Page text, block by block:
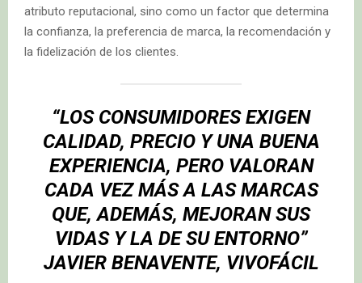
atributo reputacional, sino como un factor que determina
la confianza, la preferencia de marca, la recomendación y
la fidelización de los clientes.
“LOS CONSUMIDORES EXIGEN
CALIDAD, PRECIO Y UNA BUENA
EXPERIENCIA, PERO VALORAN
CADA VEZ MÁS A LAS MARCAS
QUE, ADEMÁS, MEJORAN SUS
VIDAS Y LA DE SU ENTORNO”
JAVIER BENAVENTE, VIVOFÁCIL